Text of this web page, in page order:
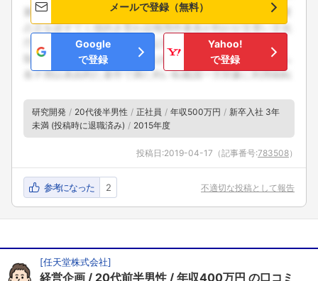
メールで登録（無料）
Google
で登録
Yahoo!
で登録
研究開発 20代後半男性 正社員 年収500万円
新卒入社 3年
未満 (投稿時に退職済み)
2015年度
投稿日:2019-04-17 （記事番号:783508）
参考になった 2 不適切な投稿として報告
[任天堂株式会社]
経営企画 20代前半男性 年収400万円 の口コミ